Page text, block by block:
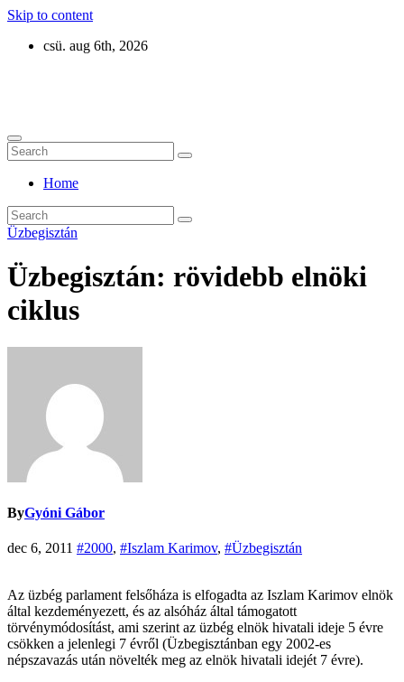
Skip to content
csü. aug 6th, 2026
Home
Üzbegisztán
Üzbegisztán: rövidebb elnöki
ciklus
ByGyóni Gábor
dec 6, 2011 #2000, #Iszlam Karimov, #Üzbegisztán
Az üzbég parlament felsőháza is elfogadta az Iszlam Karimov elnök
által kezdeményezett, és az alsóház által támogatott
törvénymódosítást, ami szerint az üzbég elnök hivatali ideje 5 évre
csökken a jelenlegi 7 évről (Üzbegisztánban egy 2002-es
népszavazás után növelték meg az elnök hivatali idejét 7 évre).